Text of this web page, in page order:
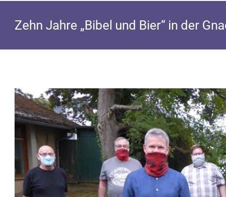
Zehn Jahre „Bibel und Bier“ in der
Zeige
grösseres
Bild